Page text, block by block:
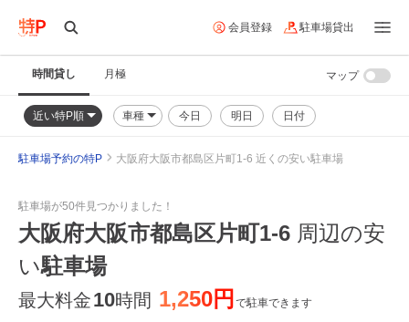
会員登録 駐車場貸出
時間貸し 月極
近い特P順 車種 今日 明日 日付
マップ
駐車場予約の特P 大阪府大阪市都島区片町1-6 近くの安い駐車場
駐車場が50件見つかりました！
大阪府大阪市都島区片町1-6 周辺の安
い駐車場
最大料金10時間 1,250円 で駐車できます